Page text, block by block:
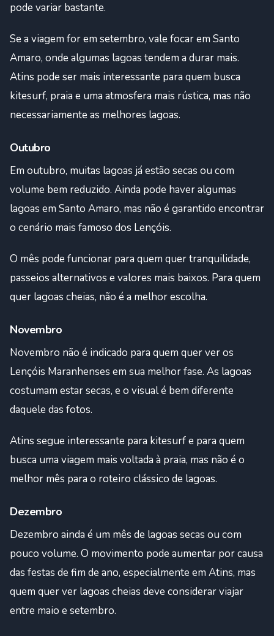
pode variar bastante.
Se a viagem for em setembro, vale focar em Santo
Amaro, onde algumas lagoas tendem a durar mais.
Atins pode ser mais interessante para quem busca
kitesurf, praia e uma atmosfera mais rústica, mas não
necessariamente as melhores lagoas.
Outubro
Em outubro, muitas lagoas já estão secas ou com
volume bem reduzido. Ainda pode haver algumas
lagoas em Santo Amaro, mas não é garantido encontrar
o cenário mais famoso dos Lençóis.
O mês pode funcionar para quem quer tranquilidade,
passeios alternativos e valores mais baixos. Para quem
quer lagoas cheias, não é a melhor escolha.
Novembro
Novembro não é indicado para quem quer ver os
Lençóis Maranhenses em sua melhor fase. As lagoas
costumam estar secas, e o visual é bem diferente
daquele das fotos.
Atins segue interessante para kitesurf e para quem
busca uma viagem mais voltada à praia, mas não é o
melhor mês para o roteiro clássico de lagoas.
Dezembro
Dezembro ainda é um mês de lagoas secas ou com
pouco volume. O movimento pode aumentar por causa
das festas de fim de ano, especialmente em Atins, mas
quem quer ver lagoas cheias deve considerar viajar
entre maio e setembro.